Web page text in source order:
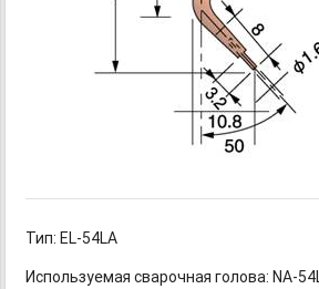
Тип: EL-54LA
Используемая сварочная голова: NA-